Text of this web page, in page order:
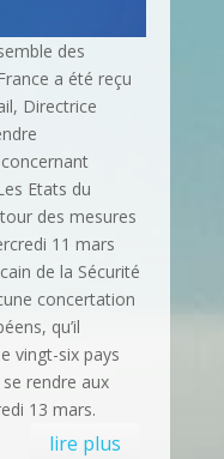
des
a été reçu
Directrice
Etats du
des mesures
11 mars
de la Sécurité
concertation
qu’il
vingt-six pays
rendre aux
13 mars.
lire plus